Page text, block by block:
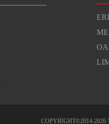
OA
COPYRIGHT©2014-2026